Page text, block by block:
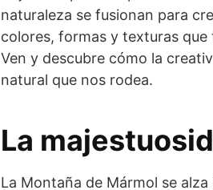
naturaleza se fusionan para
colores, formas y texturas
Ven y descubre cómo la
natural que nos rodea.
La
La Montaña de Mármol se